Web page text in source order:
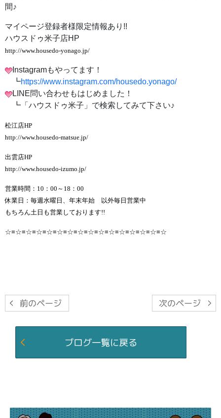
間♪
マイページ登録者様限定情報あり!!
ハウスドゥ米子店HP
http://www.housedo-yonago.jp/
Instagramもやってます！
┗https://www.instagram.com/housedo.yonago/
LINE問い合わせもはじめました！
┗「ハウスドゥ米子」で検索してみて下さい♪
松江店HP
http://www.housedo-matsue.jp/
出雲店HP
http://www.housedo-izumo.jp/
営業時間：10：00～18：00
休業日：毎週水曜日、年末年始 以外毎日営業中
もちろん土日も営業しております!!
☆≡☆≡☆≡☆≡☆≡☆≡☆≡☆≡☆≡☆≡☆≡☆≡☆≡☆≡☆≡☆